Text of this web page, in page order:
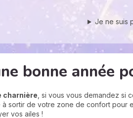
Je ne suis
bonne année
charnière , si vous vous demandez si
à sortir de votre zone de confort pour
vos ailes !